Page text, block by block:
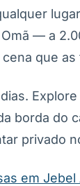
— a
que
borda do
privado
em Jebel